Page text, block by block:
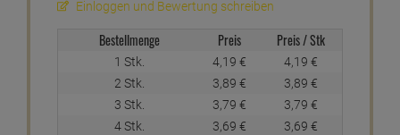
Einloggen und Bewertung schreiben
Bestellmenge Preis Preis / Stk
1 Stk. 4, 19 € 4, 19 €
2 Stk.
3, 89 € 3, 89 €
3 Stk.
3, 79 € 3, 79 €
4 Stk.
3, 69 € 3, 69 €